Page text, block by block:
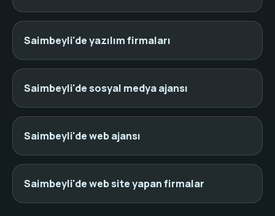
Saimbeyli'de yazılım firmaları
Saimbeyli'de sosyal medya ajansı
Saimbeyli'de web ajansı
Saimbeyli'de web site yapan firmalar